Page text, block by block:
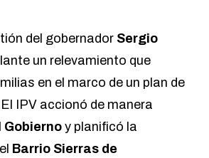
del gobernador Sergio
un relevamiento que
en el marco de un plan de
IPV accionó de manera
Gobierno y planificó la
Barrio Sierras de